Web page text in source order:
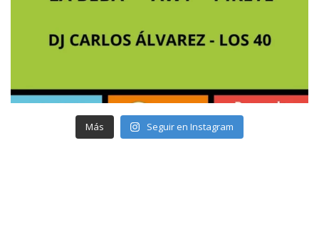
Más Seguir en Instagram